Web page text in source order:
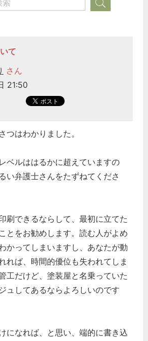
て
さん
21:50
つはわかりました。
ベルははるかに超えていますの
い弁護士さんをたずねてくださ
刷できるならして、最初に立てた
とをお勧めします。読む人がよめ
かってしまいますし、あなたが動
れば、時間的優位も失われてしま
工だけど、塗装屋と名乗っていた
ュしてあるならよろしいのです
になれば、と思い、端的に書き込